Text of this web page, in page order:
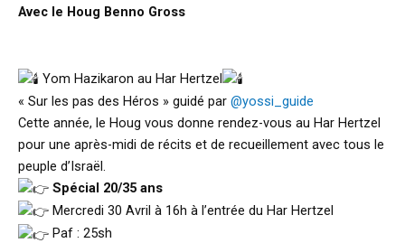
Avec le Houg Benno Gross
Yom Hazikaron au Har Hertzel
« Sur les pas des Héros » guidé par @yossi_guide
Cette année, le Houg vous donne rendez-vous au Har Hertzel
pour une après-midi de récits et de recueillement avec tous le
peuple d’Israël.
Spécial 20/35 ans
Mercredi 30 Avril à 16h à l’entrée du Har Hertzel
Paf : 25sh